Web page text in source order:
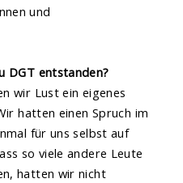
und
DGT entstanden?
wir Lust ein eigenes
hatten einen Spruch im
für uns selbst auf
so viele andere Leute
hatten wir nicht